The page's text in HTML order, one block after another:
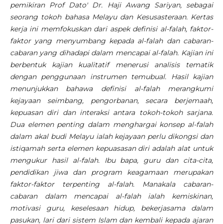
pemikiran Prof Dato' Dr. Haji Awang Sariyan, sebagai
seorang tokoh bahasa Melayu dan Kesusasteraan. Kertas
kerja ini memfokuskan dari aspek definisi al-falah, faktor-
faktor yang menyumbang kepada al-falah dan cabaran-
cabaran yang dihadapi dalam mencapai al-falah. Kajian ini
berbentuk kajian kualitatif menerusi analisis tematik
dengan penggunaan instrumen temubual. Hasil kajian
menunjukkan bahawa definisi al-falah merangkumi
kejayaan seimbang, pengorbanan, secara berjemaah,
kepuasan diri dan interaksi antara tokoh-tokoh sarjana.
Dua elemen penting dalam menghargai konsep al-falah
dalam akal budi Melayu ialah kejayaan perlu dikongsi dan
istiqamah serta elemen kepuasasan diri adalah alat untuk
mengukur hasil al-falah.
Ibu bapa, guru dan cita-cita,
pendidikan jiwa dan program keagamaan merupakan
faktor-faktor terpenting al-falah. Manakala cabaran-
cabaran dalam mencapai al-falah ialah kemiskinan,
motivasi guru, keselesaan hidup, bekerjasama dalam
pasukan, lari dari sistem Islam dan kembali kepada ajaran